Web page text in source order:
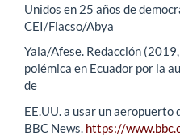
Unidos en 25 años de
CEI/Flacso/Abya
Yala/Afese. Redacción
polémica en Ecuador por la
de
EE.UU. a usar un
BBC News. https://